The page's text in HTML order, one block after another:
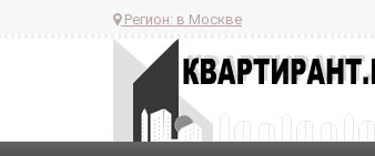
Регион: в Москве